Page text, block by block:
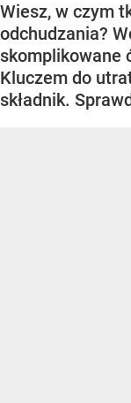
Wiesz, w czym
odchudzania?
skomplikowane
Kluczem do
składnik.